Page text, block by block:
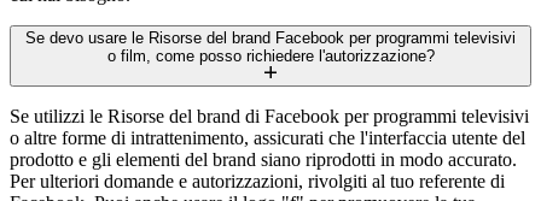
Se devo usare le Risorse del brand Facebook per programmi televisivi
o film, come posso richiedere l'autorizzazione?
Se utilizzi le Risorse del brand di Facebook per programmi televisivi
o altre forme di intrattenimento, assicurati che l'interfaccia utente del
prodotto e gli elementi del brand siano riprodotti in modo accurato.
Per ulteriori domande e autorizzazioni, rivolgiti al tuo referente di